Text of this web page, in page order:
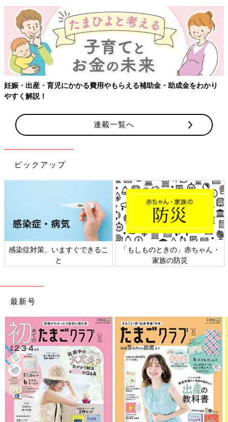
妊娠・出産・育児にかかる費用やもらえる補助金・助成金をわかり
やすく解説！
連載一覧へ
ピックアップ
感染症対策、いますぐできるこ
と
「もしものときの」赤ちゃん・
家族の防災
最新号